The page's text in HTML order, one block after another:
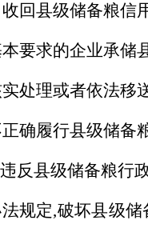
回县级储备粮信
要求的企业承储
处理或者依法移
确履行县级储备
反县级储备粮行
规定,破坏县级